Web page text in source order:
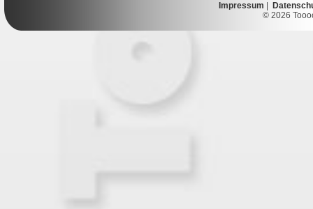
Impressum
© 2026